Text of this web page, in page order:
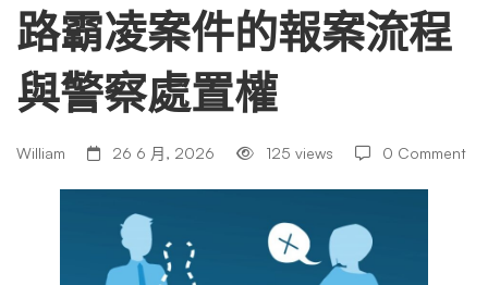
有
用
嗎？
路霸凌案件的報案流程
與警察處置權
William 26 6 月, 2026 125 views 0 Comment